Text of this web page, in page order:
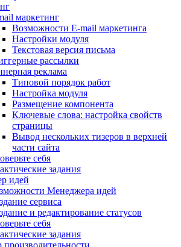
маркетинг
Возможности E-mail маркетинга
Настройки модуля
Текстовая версия письма
рассылки
реклама
Типовой порядок работ
Настройка модуля
Размещение компонента
Ключевые слова: настройка свойств
страницы
Вывод нескольких тизеров в верхней
части сайта
себя
задания
идей
Менеджера идей
сервиса
и редактирование статусов
себя
задания